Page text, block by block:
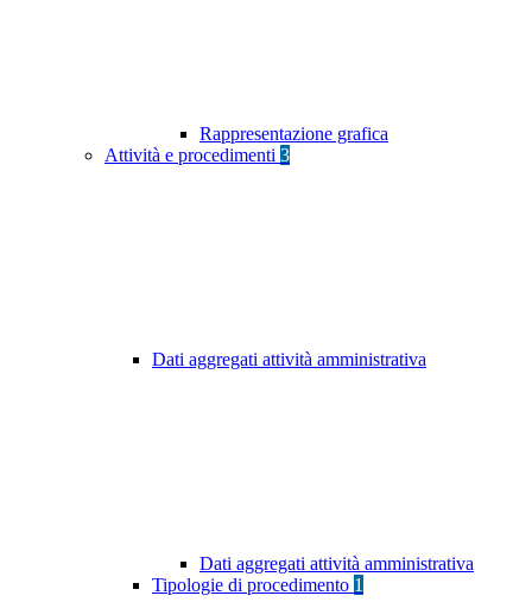
Rappresentazione grafica
Attività e procedimenti 3
Dati aggregati attività amministrativa
Dati aggregati attività amministrativa
Tipologie di procedimento 1